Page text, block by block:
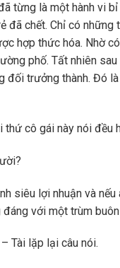
từng là một hành vi
đã chết. Chỉ có
hợp thức hóa. Nhờ
phố. Tất nhiên
đối trưởng thành. Đó
thứ cô gái này nói đều
siêu lợi nhuận và
với một trùm
Tài lặp lại câu nói.